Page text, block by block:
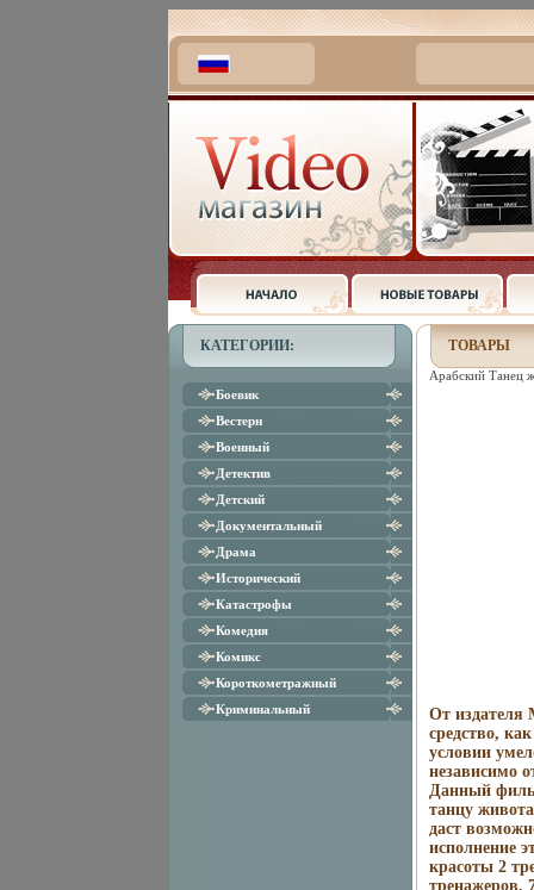
КАТЕГОРИИ:
Боевик
Вестерн
Военный
Детектив
Детский
Документальный
Драма
Исторический
Катастрофы
Комедия
Комикс
Короткометражный
Криминальный
ТОВАРЫ
Арабский Танец
От издателя
средство,
условии
независимо
Данный
танцу
даст
исполнение
красоты 2
тренажеров,